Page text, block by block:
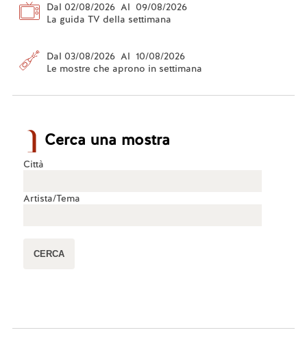
Dal 02/08/2026 Al 09/08/2026
La guida TV della settimana
Dal 03/08/2026 Al 10/08/2026
Le mostre che aprono in settimana
Cerca una mostra
Città
Artista/Tema